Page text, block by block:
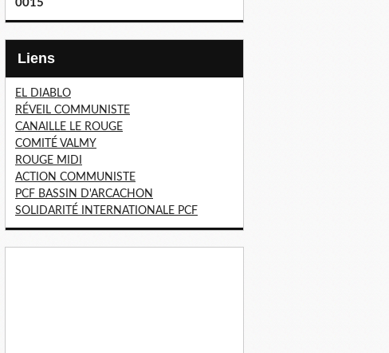
0015
Liens
EL DIABLO
RÉVEIL COMMUNISTE
CANAILLE LE ROUGE
COMITÉ VALMY
ROUGE MIDI
ACTION COMMUNISTE
PCF BASSIN D'ARCACHON
SOLIDARITÉ INTERNATIONALE PCF